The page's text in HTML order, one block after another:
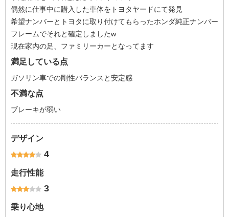
偶然に仕事中に購入した車体をトヨタヤードにて発見
希望ナンバーとトヨタに取り付けてもらったホンダ純正ナンバー
フレームでそれと確定しましたw
現在家内の足、ファミリーカーとなってます
満足している点
ガソリン車での剛性バランスと安定感
不満な点
ブレーキが弱い
デザイン
4
走行性能
3
乗り心地